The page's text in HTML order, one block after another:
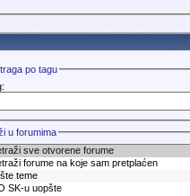
po tagu
u forumima